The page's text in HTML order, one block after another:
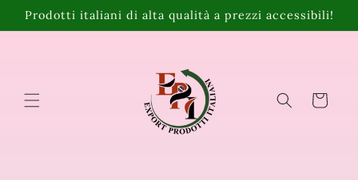
direttamente
ai contenuti
Prodotti italiani di alta qualità a prezzi accessibili!
Carrello